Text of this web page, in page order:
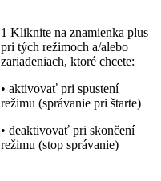
1 Kliknite na znamienka plus
pri tých režimoch a/alebo
zariadeniach, ktoré chcete:
• aktivovať pri spustení
režimu (správanie pri štarte)
• deaktivovať pri skončení
režimu (stop správanie)